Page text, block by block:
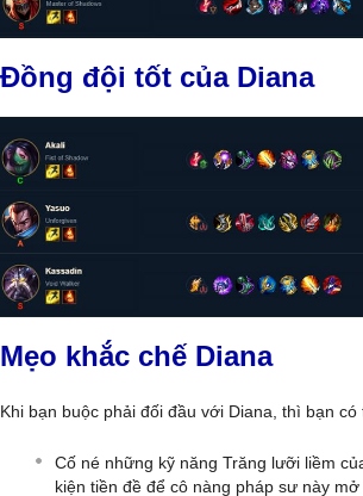
Đồng đội tốt của Diana
Mẹo khắc chế Diana
Khi bạn buộc phải đối đầu với Diana, thì bạn có
Cố né những kỹ năng Trăng lưỡi liềm
kiện tiền đề để cô nàng pháp sư này mở